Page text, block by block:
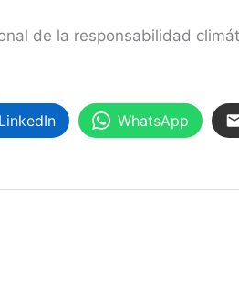
de la responsabilidad
LinkedIn WhatsApp